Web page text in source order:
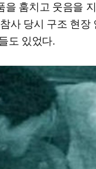
을 훔치고 웃음을
사 당시 구조 현장
도 있었다.